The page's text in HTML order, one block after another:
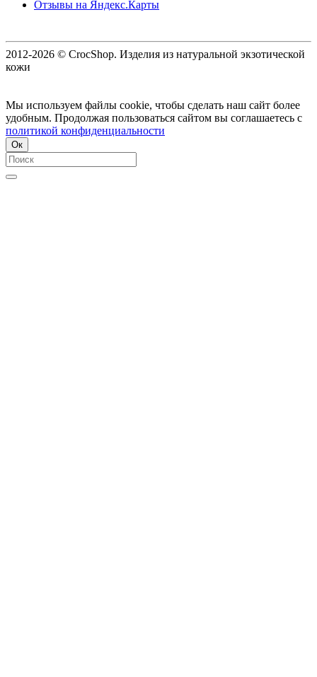
Отзывы на Яндекс.Карты
2012-2026 © CrocShop. Изделия из натуральной экзотической
кожи
Мы используем файлы cookie, чтобы сделать наш сайт более
удобным. Продолжая пользоваться сайтом вы соглашаетесь с
политикой конфиденциальности
Ок